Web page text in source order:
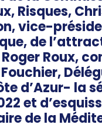
Risques,
vice-
de
Roux,
d’Azur- la
et
de la